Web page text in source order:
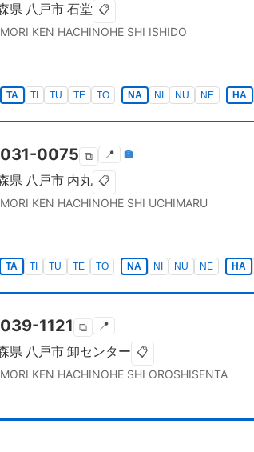
県 八戸市 石堂 📋
KEN HACHINOHE SHI ISHIDO
TA TI TU TE TO NA NI NU NE HA
031-0075 ⧉ 📍 🏣
県 八戸市 内丸 📋
KEN HACHINOHE SHI UCHIMARU
TA TI TU TE TO NA NI NU NE HA
039-1121 ⧉ 📍
県 八戸市 卸センター 📋
KEN HACHINOHE SHI OROSHISENTA